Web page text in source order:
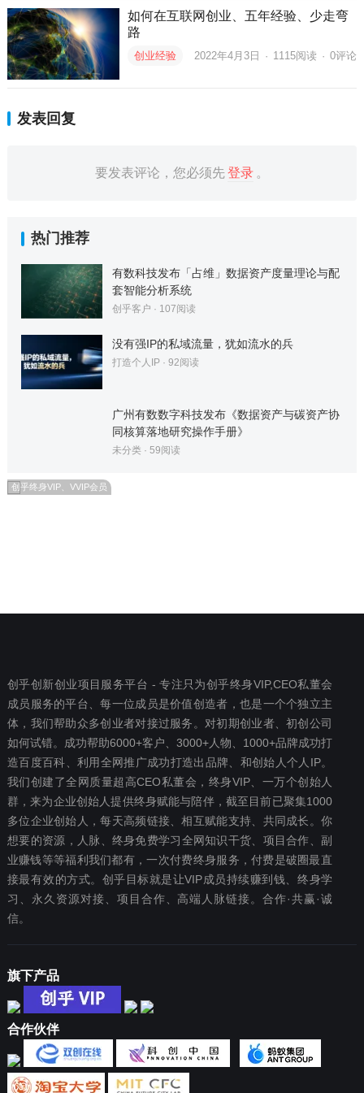
如何在互联网创业、五年经验、少走弯
路
创业经验 2022年4月3日 · 1115阅读 · 0评论
发表回复
要发表评论，您必须先登录 。
热门推荐
有数科技发布「占维」数据资产度量理论与配
套智能分析系统
创乎客户 · 107阅读
没有强IP的私域流量，犹如流水的兵
打造个人IP· 92阅读
广州有数数字科技发布《数据资产与碳资产协
同核算落地研究操作手册》
未分类· 59阅读
创乎终身VIP、VVIP会员
创乎创新创业项目服务平台 - 专注只为创乎终身VIP,CEO私董会
成员服务的平台、每一位成员是价值创造者，也是一个个独立主
体，我们帮助众多创业者对接过服务。对初期创业者、初创公司
如何试错。成功帮助6000+客户、3000+人物、1000+品牌成功打
造百度百科、利用全网推广成功打造出品牌、和创始人个人IP。
我们创建了全网质量超高CEO私董会，终身VIP、一万个创始人
群，来为企业创始人提供终身赋能与陪伴，截至目前已聚集1000
多位企业创始人，每天高频链接、相互赋能支持、共同成长。你
想要‬的资源，人脉、终身免费学习全网知识干货、项目合作、副
业赚钱等等福利我们都‬有，一次付费终‬身服务，付费是破圈最‬直
接最有效‬的方式。创乎目标就是让VIP成员持续赚到钱、终身学
习、永久资源对接、项目合作、高端人脉链接。合作·共赢·诚
信。
旗下产品
合作伙伴